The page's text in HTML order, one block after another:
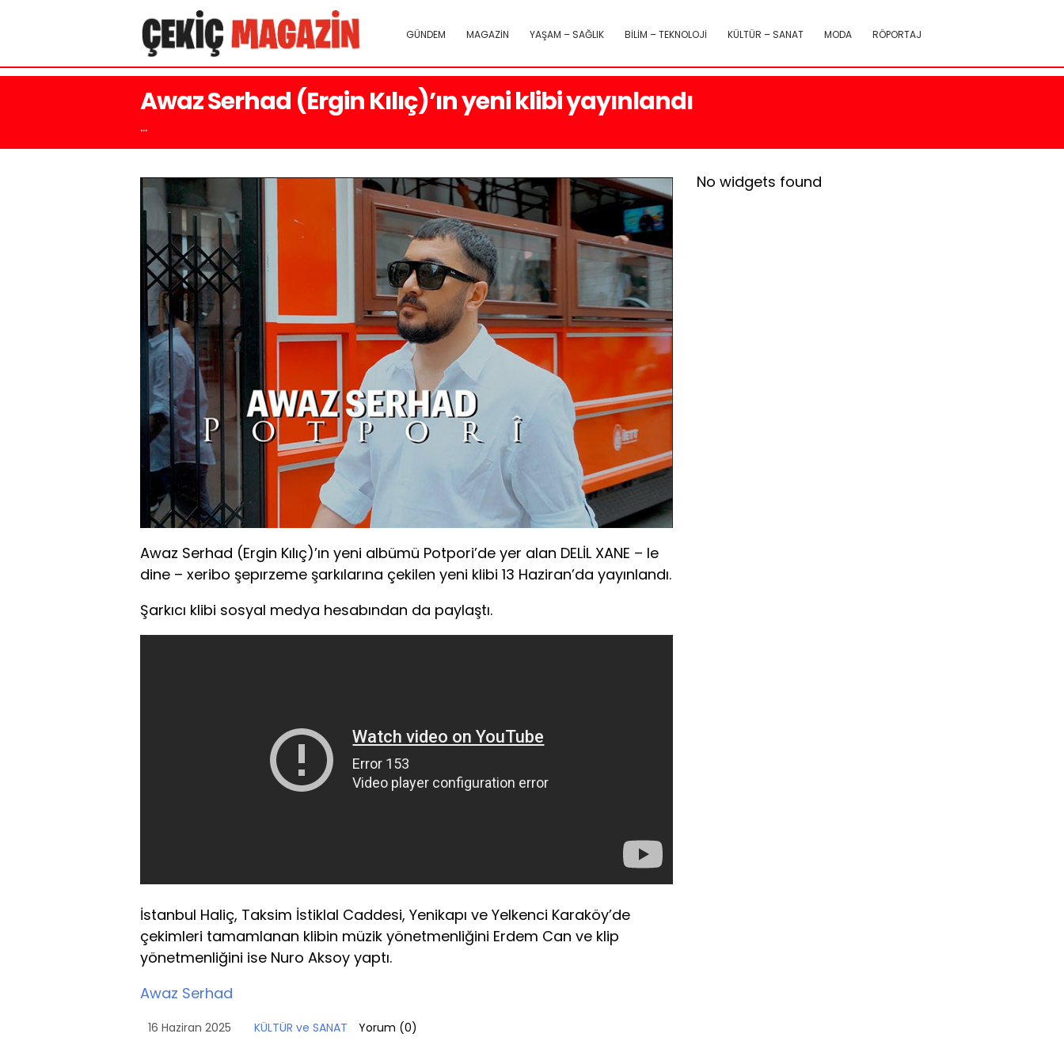
GÜNDEM MAGAZİN YAŞAM – SAĞLIK BİLİM – TEKNOLOJİ KÜLTÜR – SANAT MODA RÖPORTAJ
Awaz Serhad (Ergin Kılıç)’ın yeni klibi yayınlandı
...
Awaz Serhad (Ergin Kılıç)’ın yeni albümü Potpori’de yer alan DELİL XANE – le
dine – xeribo şepırzeme şarkılarına çekilen yeni klibi 13 Haziran’da yayınlandı.
Şarkıcı klibi sosyal medya hesabından da paylaştı.
İstanbul Haliç, Taksim İstiklal Caddesi, Yenikapı ve Yelkenci Karaköy’de
çekimleri tamamlanan klibin müzik yönetmenliğini Erdem Can ve klip
yönetmenliğini ise Nuro Aksoy yaptı.
Awaz Serhad
16 Haziran 2025 KÜLTÜR ve SANAT Yorum (0)
No widgets found